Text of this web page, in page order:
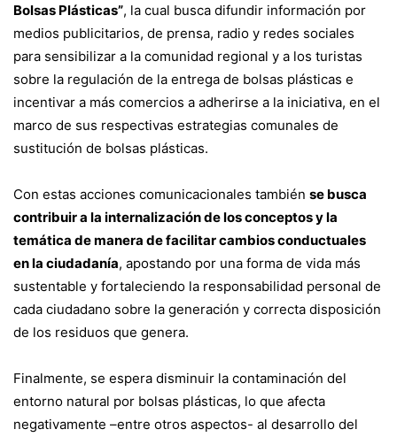
Bolsas Plásticas”, la cual busca difundir información por
medios publicitarios, de prensa, radio y redes sociales
para sensibilizar a la comunidad regional y a los turistas
sobre la regulación de la entrega de bolsas plásticas e
incentivar a más comercios a adherirse a la iniciativa, en el
marco de sus respectivas estrategias comunales de
sustitución de bolsas plásticas.
Con estas acciones comunicacionales también se busca
contribuir a la internalización de los conceptos y la
temática de manera de facilitar cambios conductuales
en la ciudadanía, apostando por una forma de vida más
sustentable y fortaleciendo la responsabilidad personal de
cada ciudadano sobre la generación y correcta disposición
de los residuos que genera.
Finalmente, se espera disminuir la contaminación del
entorno natural por bolsas plásticas, lo que afecta
negativamente –entre otros aspectos- al desarrollo del